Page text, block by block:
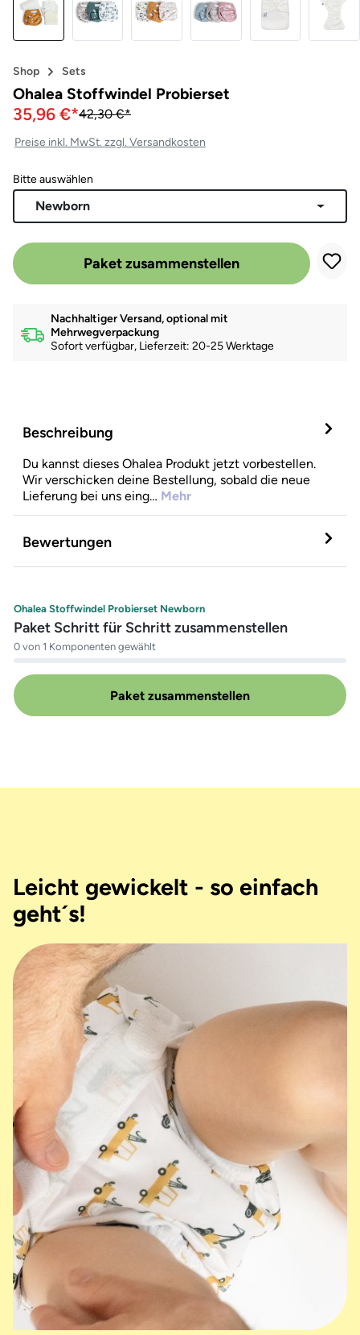
Shop Sets
Ohalea Stoffwindel Probierset
35,96 €*42,30 €*
Preise inkl. MwSt. zzgl. Versandkosten
Bitte auswählen
Newborn
Paket zusammenstellen
Nachhaltiger Versand, optional mit
Mehrwegverpackung
Sofort verfügbar, Lieferzeit: 20-25 Werktage
Beschreibung
Du kannst dieses Ohalea Produkt jetzt vorbestellen.
Wir verschicken deine Bestellung, sobald die neue
Lieferung bei uns eing… Mehr
Bewertungen
Ohalea Stoffwindel Probierset Newborn
Paket Schritt für Schritt zusammenstellen
0 von 1 Komponenten gewählt
Paket zusammenstellen
Leicht gewickelt - so einfach
geht´s!